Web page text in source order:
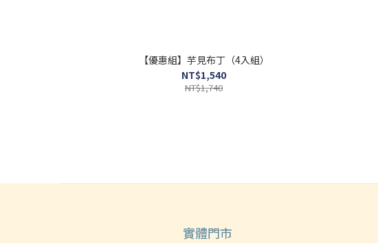
【優惠組】芋見布丁（4入組）
NT$1,540
NT$1,740
實體門市